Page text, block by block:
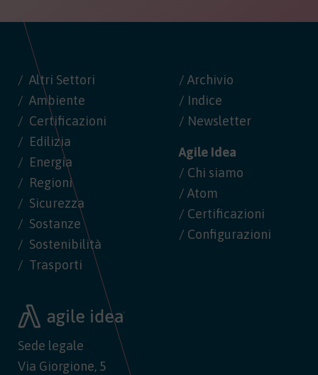
Altri Settori
Ambiente
Certificazioni
Edilizia
Energia
Regioni
Sicurezza
Sostanze
Sostenibilità
Trasporti
/ Archivio
/ Indice
/ Newsletter
Agile Idea
/ Chi siamo
/ Atom
/ Certificazioni
/ Configurazioni
Sede legale
Via Giorgione, 5